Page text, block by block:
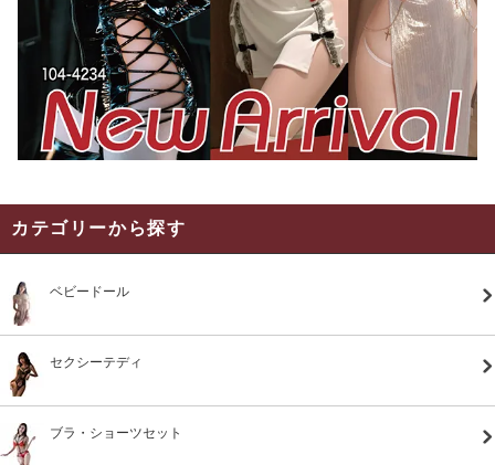
カテゴリーから探す
ベビードール
セクシーテディ
ブラ・ショーツセット